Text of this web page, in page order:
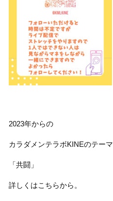
2023年からの
カラダメンテラボKINEのテーマ
「共闘」
詳しくはこちらから。